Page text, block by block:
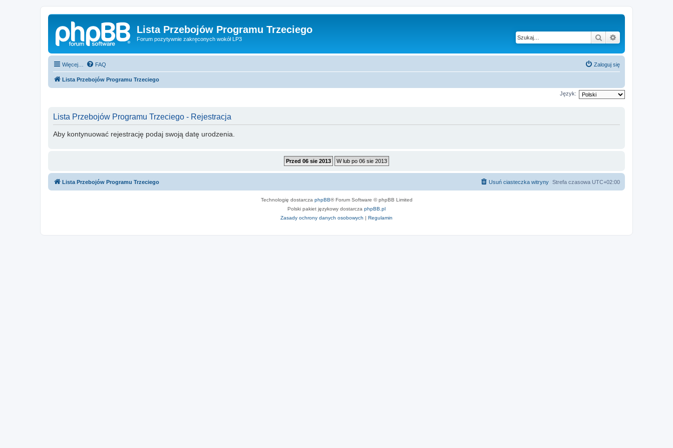
Lista Przebojów Programu Trzeciego
Forum pozytywnie zakręconych wokół LP3 Szukaj
Więcej… FAQ Zaloguj się
Lista Przebojów Programu Trzeciego
Język:
Lista Przebojów Programu Trzeciego - Rejestracja
Aby kontynuować rejestrację podaj swoją datę urodzenia.
Lista Przebojów Programu Trzeciego Strefa czasowa UTC+02:00
Usuń ciasteczka witryny
Technologię dostarcza phpBB® Forum Software © phpBB Limited
Polski pakiet językowy dostarcza phpBB.pl
Zasady ochrony danych osobowych
Regulamin